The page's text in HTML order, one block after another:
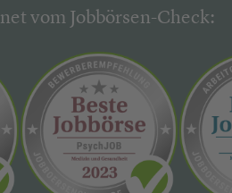
vom Jobbörsen-Check: